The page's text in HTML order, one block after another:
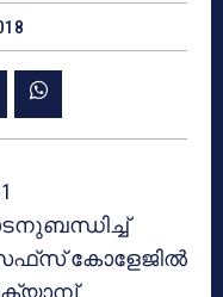
കോളേജില്‍